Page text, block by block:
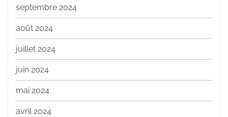
septembre 2024
août 2024
juillet 2024
juin 2024
mai 2024
avril 2024